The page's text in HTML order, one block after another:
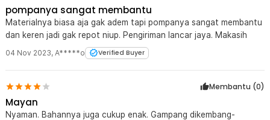
pompanya sangat membantu
Materialnya biasa aja gak adem tapi pompanya sangat membantu
dan keren jadi gak repot niup. Pengiriman lancar jaya. Makasih
04 Nov 2023, A*****o Verified Buyer
Membantu (0)
Mayan
Nyaman. Bahannya juga cukup enak. Gampang dikembang-